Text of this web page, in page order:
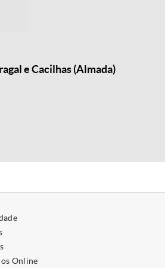
e Cacilhas (Almada)
Online